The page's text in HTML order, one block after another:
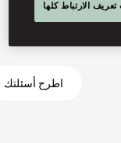
اطرح أسئلتك
الارتباط كلها